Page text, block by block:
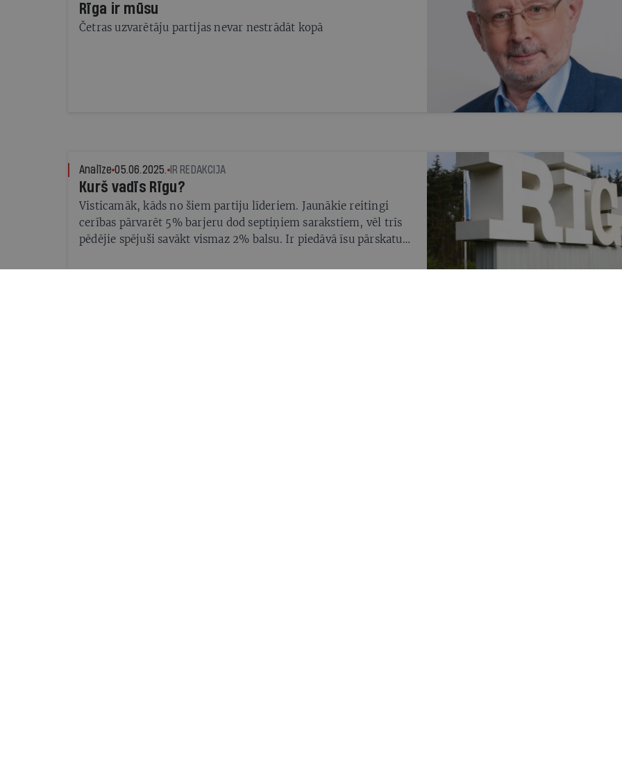
Rīga ir mūsu
Četras uzvarētāju partijas nevar nestrādāt kopā
Analīze 05.06.2025. IR REDAKCIJA
Kurš vadīs Rīgu?
Visticamāk, kāds no šiem partiju līderiem. Jaunākie reitingi
cerības pārvarēt 5% barjeru dod septiņiem sarakstiem, vēl trīs
pēdējie spējuši savākt vismaz 2% balsu. Ir piedāvā īsu pārskatu